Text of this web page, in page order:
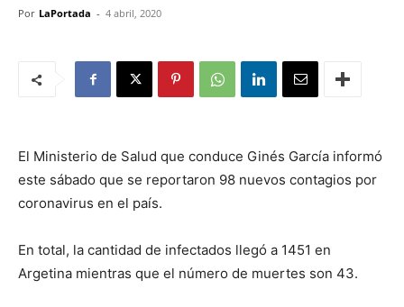
Por LaPortada - 4 abril, 2020
El Ministerio de Salud que conduce Ginés García informó
este sábado que se reportaron 98 nuevos contagios por
coronavirus en el país.
En total, la cantidad de infectados llegó a 1451 en
Argetina mientras que el número de muertes son 43.